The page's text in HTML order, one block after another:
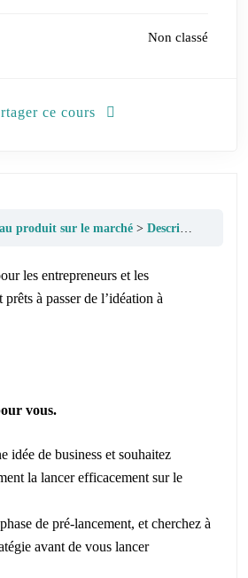
produit sur le marché Description du cours
les entrepreneurs et les
à passer de l’idéation à
vous.
idée de business et souhaitez
la lancer efficacement sur le
de pré-lancement, et cherchez à
avant de vous lancer
Non classé
ce cours